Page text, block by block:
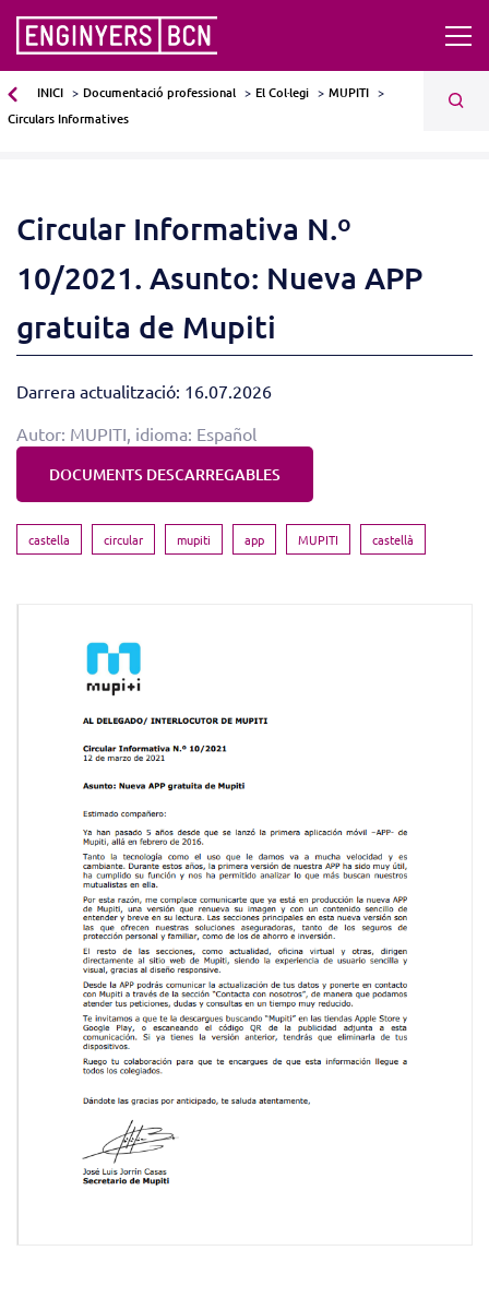
INICI Documentació professional El Col·legi
MUPITI
Circulars Informatives
Circular Informativa N.º
10/2021. Asunto: Nueva APP
gratuita de Mupiti
Darrera actualització: 16.07.2026
Autor: MUPITI, idioma: Español
DOCUMENTS DESCARREGABLES
castella circular mupiti app MUPITI castellà